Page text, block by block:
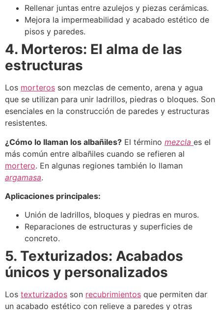
Rellenar juntas entre azulejos y piezas cerámicas.
Mejora la impermeabilidad y acabado estético de
pisos y paredes.
4. Morteros: El alma de las
estructuras
Los morteros son mezclas de cemento, arena y agua
que se utilizan para unir ladrillos, piedras o bloques. Son
esenciales en la construcción de paredes y estructuras
resistentes.
¿Cómo lo llaman los albañiles? El término mezcla es el
más común entre albañiles cuando se refieren al
mortero. En algunas regiones también lo llaman
argamasa.
Aplicaciones principales:
Unión de ladrillos, bloques y piedras en muros.
Reparaciones de estructuras y superficies de
concreto.
5. Texturizados: Acabados
únicos y personalizados
Los texturizados son recubrimientos que permiten dar
un acabado estético con relieve a paredes y otras